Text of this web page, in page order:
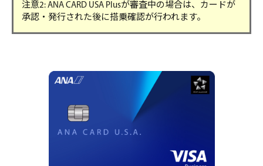
注意2: ANA CARD USA Plusが審査中の場合は、カードが
承認・発行された後に搭乗確認が行われます。